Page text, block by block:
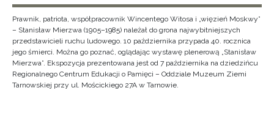
Prawnik, patriota, współpracownik Wincentego Witosa i „więzień Moskwy”
– Stanisław Mierzwa (1905–1985) należał do grona najwybitniejszych
przedstawicieli ruchu ludowego. 10 października przypada 40. rocznica
jego śmierci. Można go poznać, oglądając wystawę plenerową „Stanisław
Mierzwa”. Ekspozycja prezentowana jest od 7 października na dziedzińcu
Regionalnego Centrum Edukacji o Pamięci – Oddziale Muzeum Ziemi
Tarnowskiej przy ul. Mościckiego 27A w Tarnowie.